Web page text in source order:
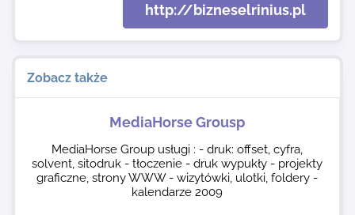
http://bizneselrinius.pl
Zobacz także
MediaHorse Grousp
MediaHorse Group usługi : - druk: offset, cyfra,
solvent, sitodruk - tłoczenie - druk wypukły - projekty
graficzne, strony WWW - wizytówki, ulotki, foldery -
kalendarze 2009